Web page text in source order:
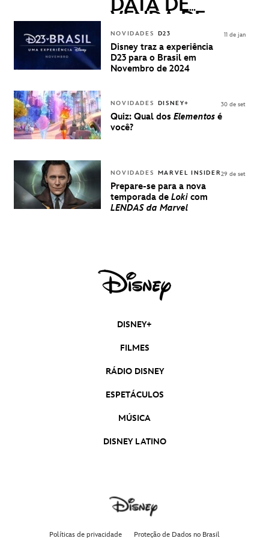
DATA DE
VENDA DE
INGRESSOS
PARA A D23
BRASIL -
UMA
DISNEY
NOVIDADES D23
Disney traz a experiência
D23 para o Brasil em
Novembro de 2024
11 de jan
NOVIDADES DISNEY+
Quiz: Qual dos Elementos é
você?
30 de set
NOVIDADES MARVEL INSIDER
Prepare-se para a nova
temporada de Loki com
LENDAS da Marvel
29 de set
DISNEY+
FILMES
RÁDIO DISNEY
ESPETÁCULOS
MÚSICA
DISNEY LATINO
Políticas de privacidade Proteção de Dados no Brasil